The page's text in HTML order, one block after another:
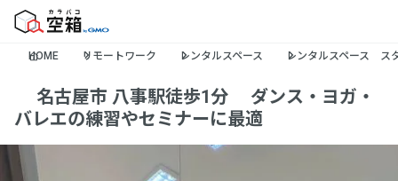
HOME リモートワーク レンタルスペース レンタルスペース ス
✨名古屋市 八事駅徒歩1分🚶ダンス・ヨガ・
バレエの練習やセミナーに最適✨